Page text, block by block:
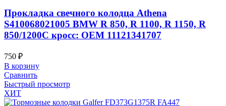
Прокладка свечного колодца Athena
S410068021005 BMW R 850, R 1100, R 1150, R
850/1200C кросс: OEM 11121341707
750 ₽
В корзину
Сравнить
Быстрый просмотр
ХИТ